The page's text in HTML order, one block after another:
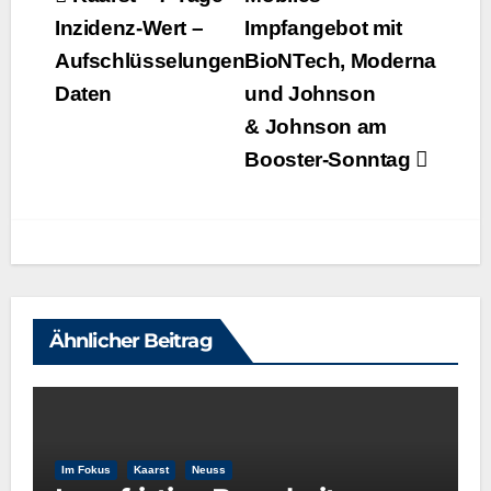
Impfangebot mit
BioNTech, Moderna
und Johnson
& Johnson am
Booster-Sonntag
Inzidenz-Wert –
Aufschlüsselungen
Daten
Ähnlicher Beitrag
Im Fokus Kaarst Neuss